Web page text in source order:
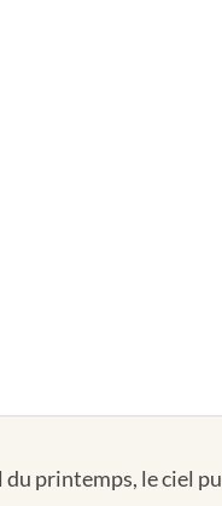
printemps, le ciel